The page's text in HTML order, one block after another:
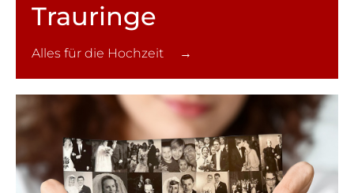
Trauringe
Alles für die Hochzeit →